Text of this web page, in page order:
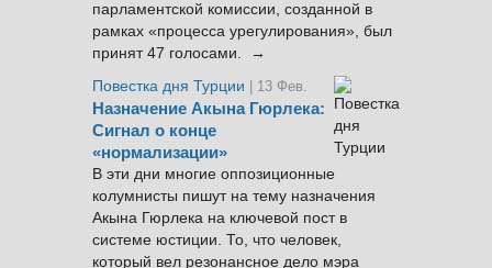
парламентской комиссии, созданной в
рамках «процесса урегулирования», был
принят 47 голосами. →
Повестка дня Турции
| 13 Фев.
Назначение Акына Гюрлека:
Сигнал о конце
«нормализации»
В эти дни многие оппозиционные
колумнисты пишут на тему назначения
Акына Гюрлека на ключевой пост в
системе юстиции. То, что человек,
который вел резонансное дело мэра